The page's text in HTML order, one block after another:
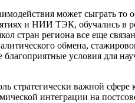
может сыграть то
и НИИ ТЭК, обучались в
стран региона все еще
обмена,
условия для
стратегически важной сфере
интеграции на